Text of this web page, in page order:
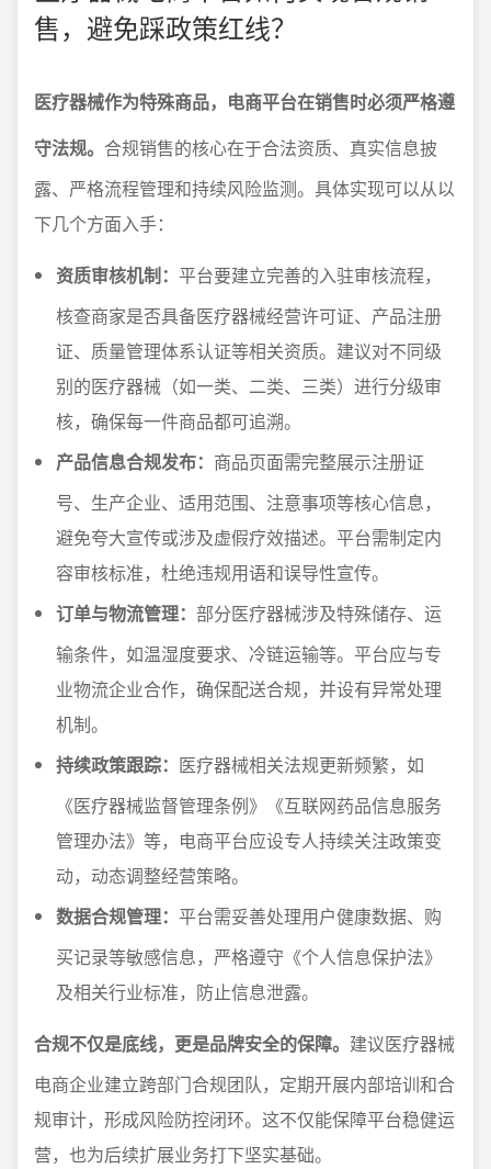
售，避免踩政策红线？
医疗器械作为特殊商品，电商平台在销售时必须严格遵
守法规。 合规销售的核心在于合法资质、真实信息披
露、严格流程管理和持续风险监测。具体实现可以从以
下几个方面入手：
资质审核机制： 平台要建立完善的入驻审核流程，
核查商家是否具备医疗器械经营许可证、产品注册
证、质量管理体系认证等相关资质。建议对不同级
别的医疗器械（如一类、二类、三类）进行分级审
核，确保每一件商品都可追溯。
产品信息合规发布： 商品页面需完整展示注册证
号、生产企业、适用范围、注意事项等核心信息，
避免夸大宣传或涉及虚假疗效描述。平台需制定内
容审核标准，杜绝违规用语和误导性宣传。
订单与物流管理： 部分医疗器械涉及特殊储存、运
输条件，如温湿度要求、冷链运输等。平台应与专
业物流企业合作，确保配送合规，并设有异常处理
机制。
持续政策跟踪： 医疗器械相关法规更新频繁，如
《医疗器械监督管理条例》《互联网药品信息服务
管理办法》等，电商平台应设专人持续关注政策变
动，动态调整经营策略。
数据合规管理： 平台需妥善处理用户健康数据、购
买记录等敏感信息，严格遵守《个人信息保护法》
及相关行业标准，防止信息泄露。
合规不仅是底线，更是品牌安全的保障。 建议医疗器械
电商企业建立跨部门合规团队，定期开展内部培训和合
规审计，形成风险防控闭环。这不仅能保障平台稳健运
营，也为后续扩展业务打下坚实基础。